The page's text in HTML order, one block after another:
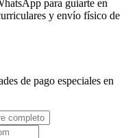
para guiarte en
y envío físico de
de pago especiales en